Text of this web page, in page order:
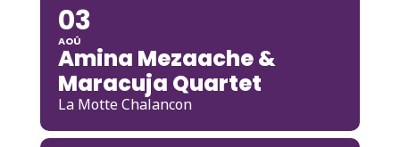
03
AOÛ
Amina Mezaache &
Maracuja Quartet
La Motte Chalancon